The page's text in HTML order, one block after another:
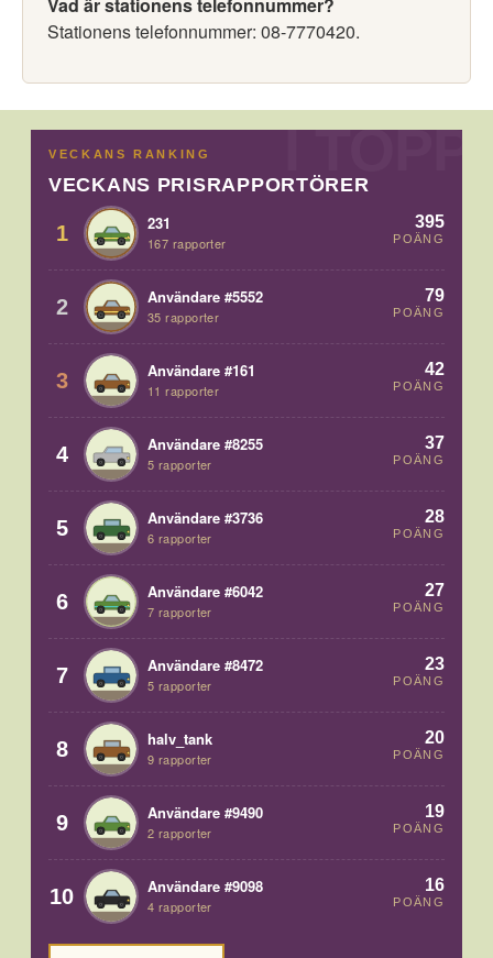
Stationens telefonnummer: 08-7770420.
VECKANS RANKING
VECKANS PRISRAPPORTÖRER
1 231
167 rapporter
395
POÄNG
2 Användare #5552
35 rapporter
79
POÄNG
3 Användare #161
11 rapporter
42
POÄNG
4 Användare #8255
5 rapporter
37
POÄNG
5 Användare #3736
6 rapporter
28
POÄNG
6 Användare #6042
7 rapporter
27
POÄNG
7 Användare #8472
5 rapporter
23
POÄNG
8 halv_tank
9 rapporter
20
POÄNG
9 Användare #9490
2 rapporter
19
POÄNG
10 Användare #9098
4 rapporter
16
POÄNG